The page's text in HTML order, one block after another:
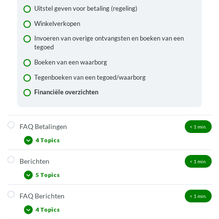
Uitstel geven voor betaling (regeling)
Winkelverkopen
Invoeren van overige ontvangsten en boeken van een
tegoed
Boeken van een waarborg
Tegenboeken van een tegoed/waarborg
Financiële overzichten
FAQ Betalingen < 1 min.
4 Topics
Wanneer verschijnt er een pop-up met een optie voor
kwijtschelden?
Kan ik een foutieve betaling annuleren?
Berichten < 1 min.
5 Topics
Soorten berichten
Berichten printen
FAQ Berichten < 1 min.
4 Topics